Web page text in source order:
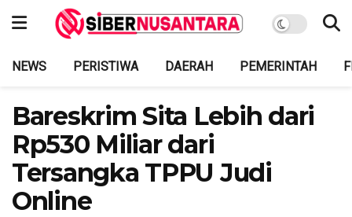
NEWS PERISTIWA DAERAH PEMERINTAH
Bareskrim Sita Lebih dari
Rp530 Miliar dari
Tersangka TPPU Judi
Online